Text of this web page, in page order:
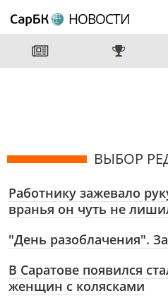
НОВОСТИ
ВЫБОР
Работнику зажевало
вранья он чуть не
"День разоблачения".
В Саратове появился
женщин с колясками